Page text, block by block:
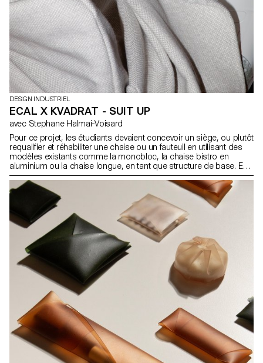
DESIGN INDUSTRIEL
ECAL X KVADRAT - SUIT UP
avec Stephane Halmai-Voisard
Pour ce projet, les étudiants devaient concevoir un siège, ou plutôt
requalifier et réhabiliter une chaise ou un fauteuil en utilisant des
modèles existants comme la monobloc, la chaise bistro en
aluminium ou la chaise longue, en tant que structure de base. En
employant des textiles d’ameublement Kvadrat, les designs
devaient être réversibles, c’est-à-dire ne pas altérer la structure
existante. Tout en pouvant conserver ou modifier la fonction
originale de la chaise, les propositions visaient à améliorer le
confort et l’aspect esthétique des sièges.